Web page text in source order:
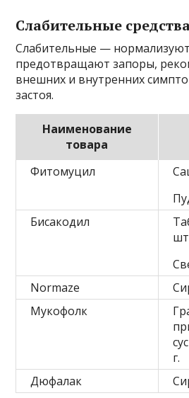
Слабительные
Слабительные —
предотвращают запоры,
внешних и внутренних
застоя.
Наименование
товара
Фитомуцил
Бисакодил
Normaze
Мукофолк
г.
Дюфалак